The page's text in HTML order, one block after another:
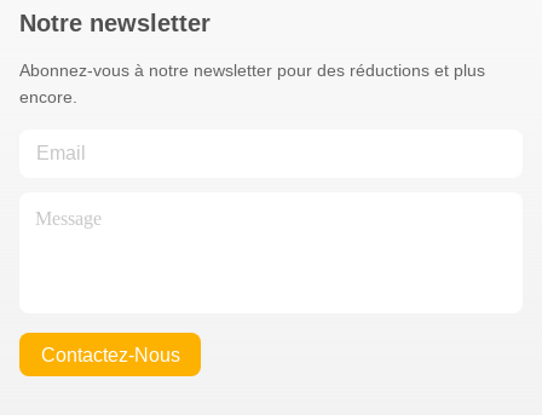
Notre newsletter
Abonnez-vous à notre newsletter pour des réductions et plus
encore.
Contactez-Nous